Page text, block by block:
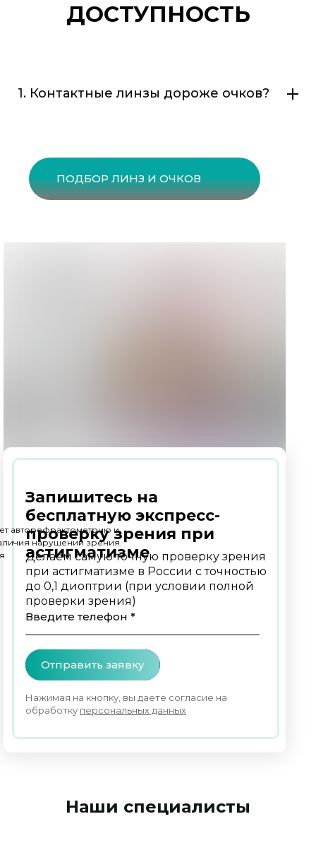
ДОСТУПНОСТЬ
1. Контактные линзы дороже очков?
ПОДБОР ЛИНЗ И ОЧКОВ
Делаем самую точную проверку зрения
при астигматизме в России с точностью
до 0,1 диоптрии (при условии полной
проверки зрения)
Запишитесь на
бесплатную экспресс-
проверку зрения при
астигматизме
Введите телефон *
Отправить заявку
Нажимая на кнопку, вы даете согласие на
обработку персональных данных
авторефрактометрию и
нарушений зрения.
Наши специалисты